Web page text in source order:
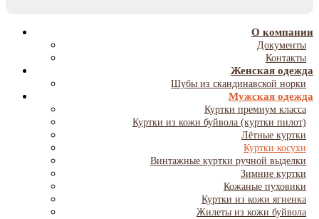
О компании
Документы
Контакты
Женская одежда
Шубы из скандинавской норки
Мужская одежда
Куртки премиум класса
Куртки из кожи буйвола (куртки пилот)
Лётные куртки
Куртки косухи
Винтажные куртки ручной выделки
Зимние куртки
Кожаные пуховики
Куртки из кожи ягненка
Жилеты из кожи буйвола